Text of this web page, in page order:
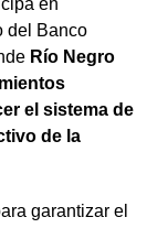
incendios
y 30
almacenar
1 tractor, 23
otro
y tecnología
la visión de
sean los
en
del Banco
Río Negro
el sistema de
de la
garantizar el